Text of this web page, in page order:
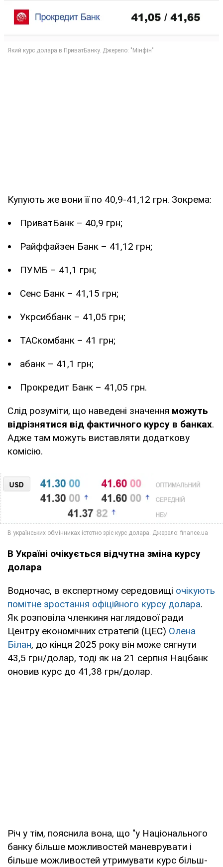
Купують же вони її по 40,9-41,12 грн. Зокрема:
ПриватБанк – 40,9 грн;
Райффайзен Банк – 41,12 грн;
ПУМБ – 41,1 грн;
Сенс Банк – 41,15 грн;
Укрсиббанк – 41,05 грн;
ТАСкомбанк – 41 грн;
абанк – 41,1 грн;
Прокредит Банк – 41,05 грн.
Слід розуміти, що наведені значення можуть
відрізнятися від фактичного курсу в банках.
Адже там можуть виставляти додаткову
комісію.
В Україні очікується відчутна зміна курсу
долара
Водночас, в експертному середовищі очікують
помітне зростання офіційного курсу долара.
Як розповіла членкиня наглядової ради
Центру економічних стратегій (ЦЕС) Олена
Білан, до кінця 2025 року він може сягнути
43,5 грн/долар, тоді як на 21 серпня Нацбанк
оновив курс до 41,38 грн/долар.
Річ у тім, пояснила вона, що "у Національного
банку більше можливостей маневрувати і
більше можливостей утримувати курс більш-